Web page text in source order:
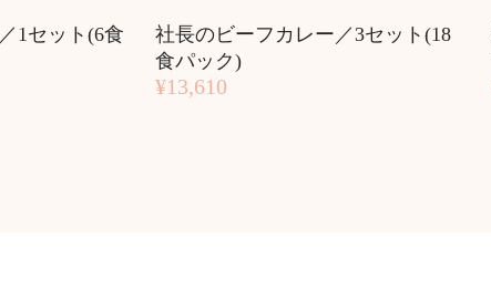
1セット(6食
社長のビーフカレー／3セット(18
食パック)
¥13,610